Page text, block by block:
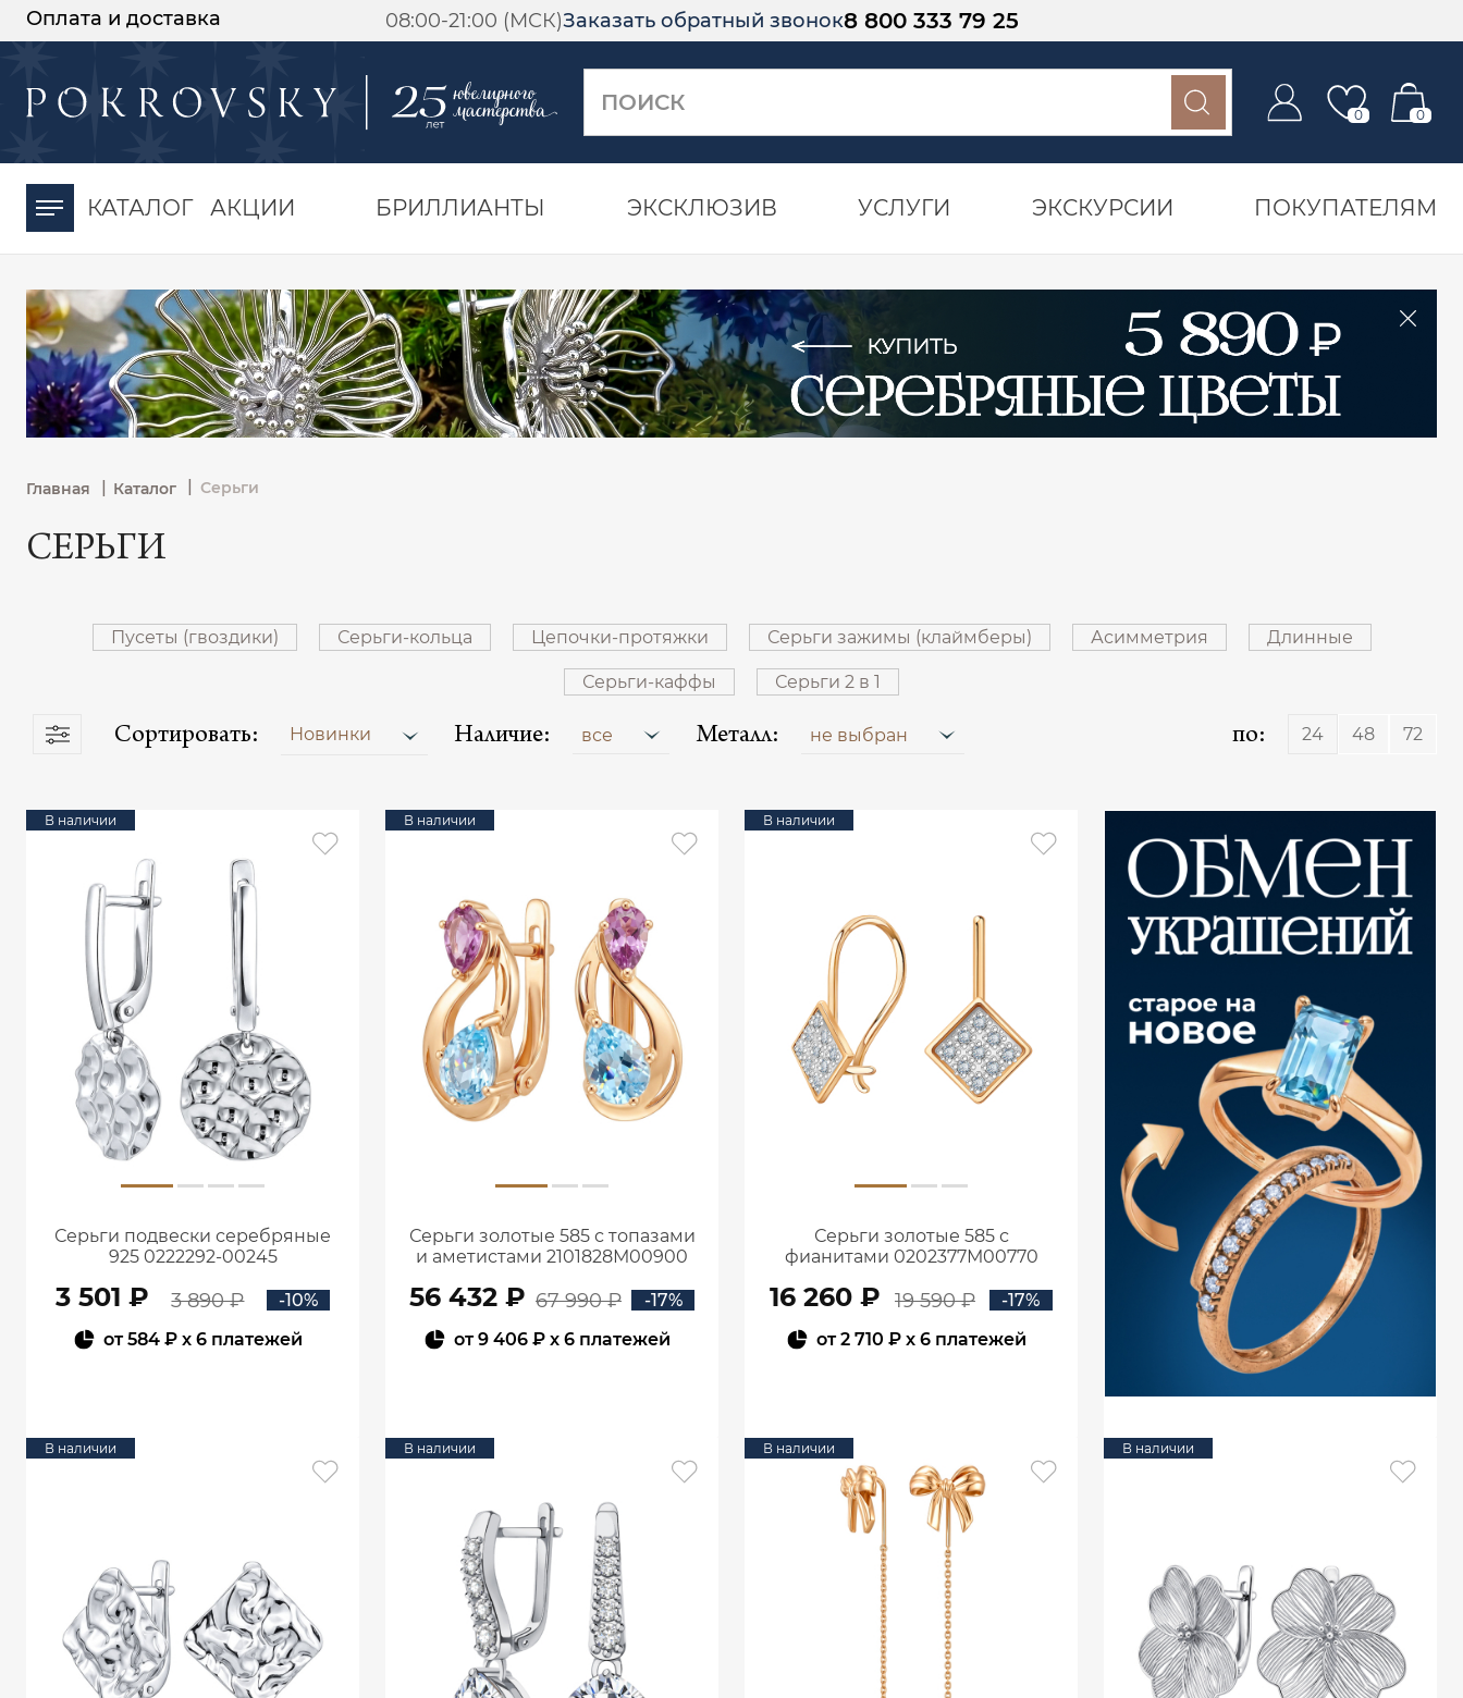
Оплата и доставка 08:00-21:00 (МСК)Заказать обратный звонок8 800 333 79 25
0 0
КАТАЛОГ АКЦИИ БРИЛЛИАНТЫ ЭКСКЛЮЗИВ УСЛУГИ ЭКСКУРСИИ ПОКУПАТЕЛЯМ
Главная | Каталог Серьги
СЕРЬГИ
Пусеты (гвоздики) Серьги-кольца Цепочки-протяжки Серьги зажимы (клаймберы) Асимметрия Длинные
Серьги-каффы Серьги 2 в 1
Сортировать: Новинки Наличие: все Металл: не выбран по: 24 48 72
В наличии
Серьги подвески серебряные
925 0222292-00245
3 501 ₽ 3 890 ₽
-10%
от584 ₽ x 6 платежей
В наличии
Серьги золотые 585 с топазами
и аметистами 2101828М00900
56 432 ₽ 67 990 ₽
-17%
от9 406 ₽ x 6 платежей
В наличии
Серьги золотые 585 с
фианитами 0202377М00770
16 260 ₽ 19 590 ₽
-17%
от2 710 ₽ x 6 платежей
В наличии В наличии В наличии В наличии
-30%
момента оплаты